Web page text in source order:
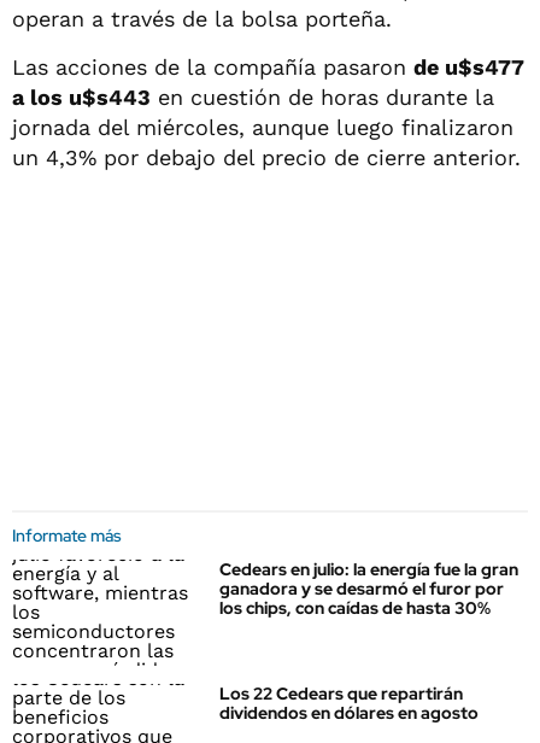
operan a través de la bolsa porteña.
Las acciones de la compañía pasaron de u$s477
a los u$s443 en cuestión de horas durante la
jornada del miércoles, aunque luego finalizaron
un 4,3% por debajo del precio de cierre anterior.
Informate más
Cedears en julio: la energía fue la gran
ganadora y se desarmó el furor por
los chips, con caídas de hasta 30%
Los 22 Cedears que repartirán
dividendos en dólares en agosto